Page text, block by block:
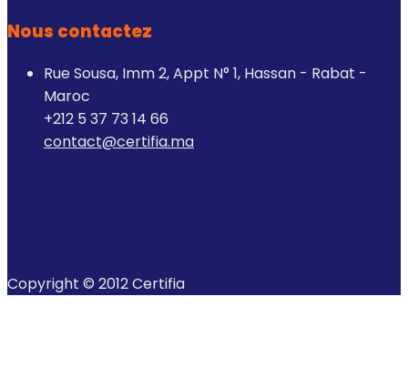
Nous contactez
Rue Sousa, Imm 2, Appt N° 1, Hassan - Rabat -
Maroc
+212 5 37 73 14 66
contact@certifia.ma
Copyright © 2012 Certifia